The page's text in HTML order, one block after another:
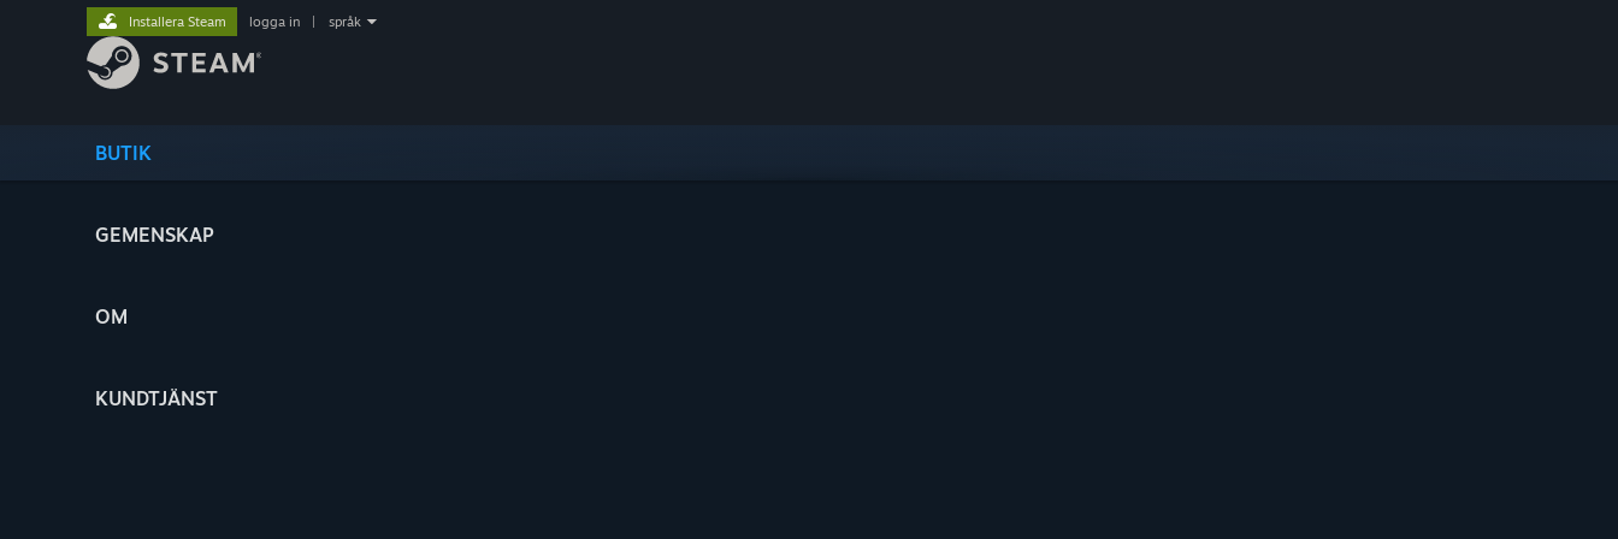
BUTIK
GEMENSKAP
OM
KUNDTJÄNST
Installera Steam logga in språk